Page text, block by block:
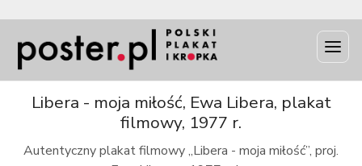
Libera - moja miłość, Ewa Libera, plakat
filmowy, 1977 r.
Autentyczny plakat filmowy „Libera - moja miłość”, proj.